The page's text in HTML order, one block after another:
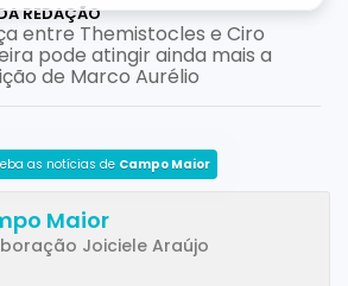
REDAÇÃO
usa adesivo do filho pré-
em mutirão de saúde; pode
crime eleitoral?
as notícias de Campo Maior
Maior
Joiciele Araújo